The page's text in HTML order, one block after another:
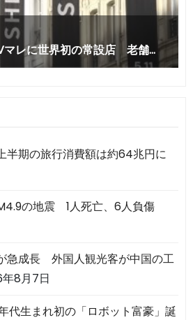
半期の旅行消費額は約64兆円に
の地震 1人死亡、6人負傷
急成長 外国人観光客が中国の工
8月7日
代生まれ初の「ロボット富豪」誕